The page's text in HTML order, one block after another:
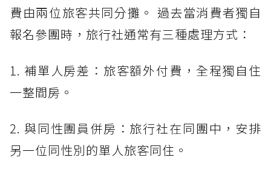
費由兩位旅客共同分攤。 過去當消費者獨自
報名參團時，旅行社通常有三種處理方式：
1. 補單人房差：旅客額外付費，全程獨自住
一整間房。
2. 與同性團員併房：旅行社在同團中，安排
另一位同性別的單人旅客同住。